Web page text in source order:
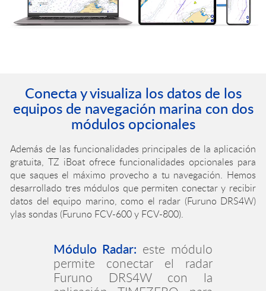
Conecta y visualiza los datos de los
equipos de navegación marina con dos
módulos opcionales
Además de las funcionalidades principales de la aplicación
gratuita, TZ iBoat ofrece funcionalidades opcionales para
que saques el máximo provecho a tu navegación. Hemos
desarrollado tres módulos que permiten conectar y recibir
datos del equipo marino, como el radar (Furuno DRS4W)
ylas sondas (Furuno FCV-600 y FCV-800).
Módulo Sonda:Este módulo
hace TZ iBoatcompatible
con las sondas FCV-600 y